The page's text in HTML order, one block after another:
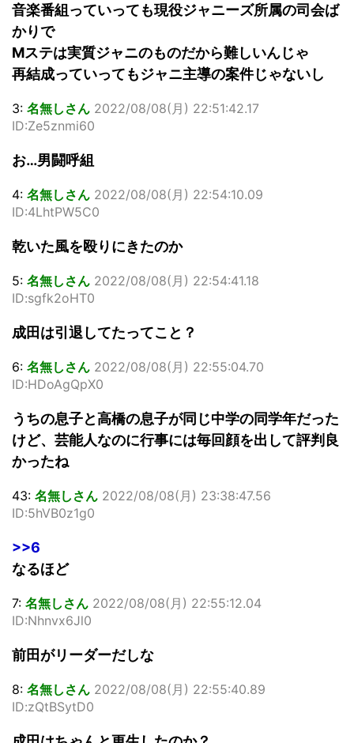
音楽番組っていっても現役ジャニーズ所属の司会ば
かりで
Mステは実質ジャニのものだから難しいんじゃ
再結成っていってもジャニ主導の案件じゃないし
3: 名無しさん 2022/08/08(月) 22:51:42.17
ID:Ze5znmi60
お…男闘呼組
4: 名無しさん 2022/08/08(月) 22:54:10.09
ID:4LhtPW5C0
乾いた風を殴りにきたのか
5: 名無しさん 2022/08/08(月) 22:54:41.18
ID:sgfk2oHT0
成田は引退してたってこと？
6: 名無しさん 2022/08/08(月) 22:55:04.70
ID:HDoAgQpX0
うちの息子と高橋の息子が同じ中学の同学年だった
けど、芸能人なのに行事には毎回顔を出して評判良
かったね
43: 名無しさん 2022/08/08(月) 23:38:47.56
ID:5hVB0z1g0
>>6
なるほど
7: 名無しさん 2022/08/08(月) 22:55:12.04
ID:Nhnvx6Jl0
前田がリーダーだしな
8: 名無しさん 2022/08/08(月) 22:55:40.89
ID:zQtBSytD0